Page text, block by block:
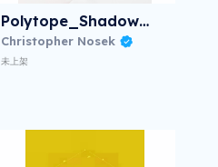
Polytope_Shadow_VIII
Christopher Nosek
未上架